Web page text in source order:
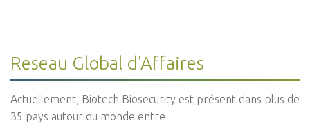
Reseau Global d'Affaires
Actuellement, Biotech Biosecurity est présent dans plus de
35 pays autour du monde entre